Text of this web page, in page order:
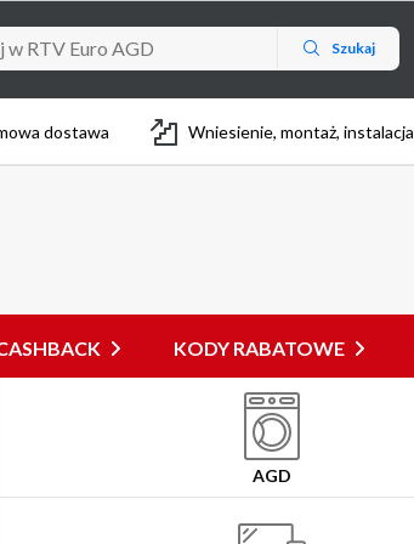
Szukaj
dostawa Wniesienie, montaż, instalacja
KODY RABATOWE
AGD